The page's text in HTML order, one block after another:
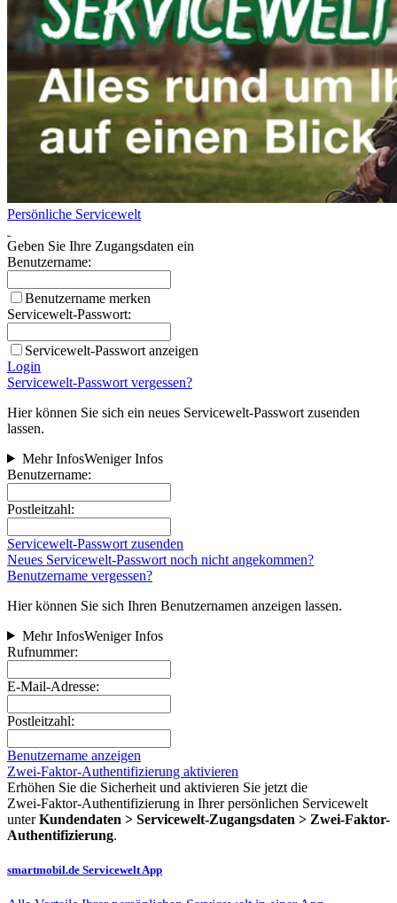
Persönliche Servicewelt
Geben Sie Ihre Zugangsdaten ein
Benutzername:
Benutzername merken
Servicewelt-Passwort:
Servicewelt-Passwort anzeigen
Login
Servicewelt-Passwort vergessen?
Hier können Sie sich ein neues Servicewelt-Passwort zusenden
lassen.
Mehr InfosWeniger Infos
Benutzername:
Postleitzahl:
Servicewelt-Passwort zusenden
Neues Servicewelt-Passwort noch nicht angekommen?
Benutzername vergessen?
Hier können Sie sich Ihren Benutzernamen anzeigen lassen.
Mehr InfosWeniger Infos
Rufnummer:
E-Mail-Adresse:
Postleitzahl:
Benutzername anzeigen
Zwei-Faktor-Authentifizierung aktivieren
Erhöhen Sie die Sicherheit und aktivieren Sie jetzt die
Zwei‑Faktor‑Authentifizierung in Ihrer persönlichen Servicewelt
unterKundendaten > Servicewelt-Zugangsdaten > Zwei-Faktor-
Authentifizierung.
smartmobil.de Servicewelt App